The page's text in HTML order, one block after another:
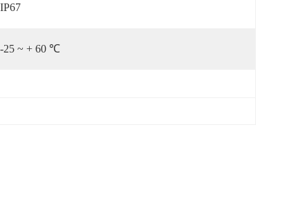
IP67
-25 ~ + 60 ℃